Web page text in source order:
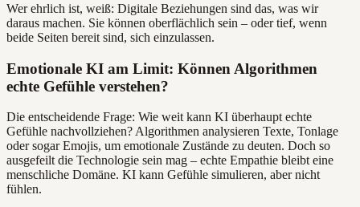
Wer ehrlich ist, weiß: Digitale Beziehungen sind das, was wir
daraus machen. Sie können oberflächlich sein – oder tief, wenn
beide Seiten bereit sind, sich einzulassen.
Emotionale KI am Limit: Können Algorithmen
echte Gefühle verstehen?
Die entscheidende Frage: Wie weit kann KI überhaupt echte
Gefühle nachvollziehen? Algorithmen analysieren Texte, Tonlage
oder sogar Emojis, um emotionale Zustände zu deuten. Doch so
ausgefeilt die Technologie sein mag – echte Empathie bleibt eine
menschliche Domäne. KI kann Gefühle simulieren, aber nicht
fühlen.